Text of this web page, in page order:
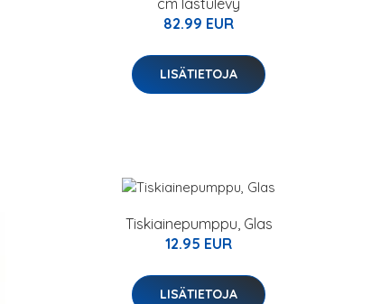
82.99 EUR
LISÄTIETOJA
Tiskiainepumppu, Glas
12.95 EUR
LISÄTIETOJA